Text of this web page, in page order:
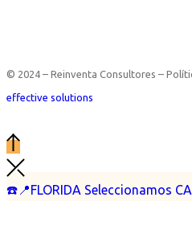
☎️📍FLORIDA Seleccionamos
© 2024 – Reinventa Consultores –
effective solutions